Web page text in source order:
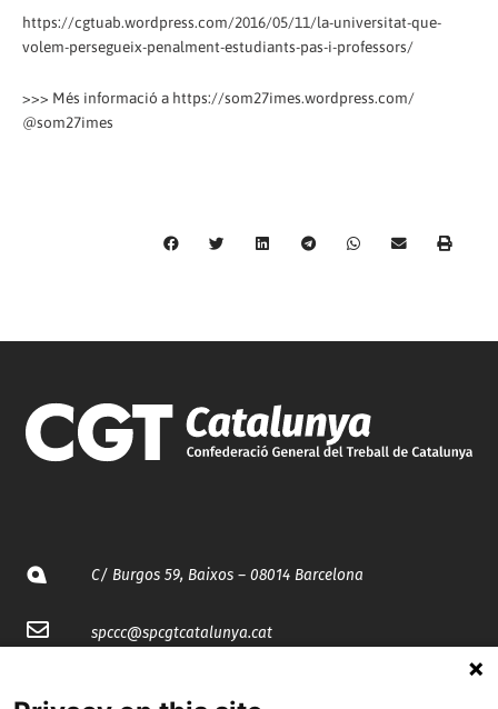
https://cgtuab.wordpress.com/2016/05/11/la-universitat-que-
volem-persegueix-penalment-estudiants-pas-i-professors/
>>> Més informació a https://som27imes.wordpress.com/
@som27imes
C/ Burgos 59, Baixos – 08014 Barcelona
spccc@spcgtcatalunya.cat